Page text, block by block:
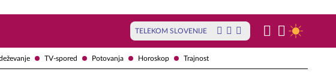
TV-spored Potovanja Horoskop Trajnost
TELEKOM SLOVENIJE